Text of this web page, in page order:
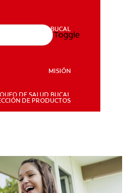
SALUD BUCAL
PARA PROFESIONALES
SALUD BUCAL
MISIÓN
DE SALUD BUCAL
DE PRODUCTOS
Toggle
Diabetes Y